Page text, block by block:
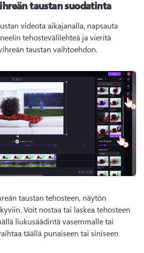
taustan suodatinta
videota aikajanalla, napsauta
tehostevälilehteä ja vieritä
taustan vaihtoehdon.
taustan tehosteen, näytön
Voit nostaa tai laskea tehosteen
liukusäädintä vasemmalle tai
täällä punaiseen tai siniseen